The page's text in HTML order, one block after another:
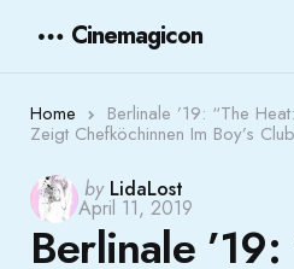
Cinemagicon
Home Berlinale ’19: “The
Zeigt Chefköchinnen Im Boy’s
Posted
by
by LidaLost
April 11, 2019
Berlinale